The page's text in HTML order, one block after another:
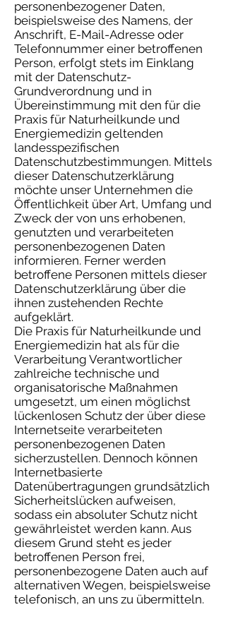
personenbezogener Daten,
beispielsweise des Namens, der
Anschrift, E-Mail-Adresse oder
Telefonnummer einer betroffenen
Person, erfolgt stets im Einklang
mit der Datenschutz-
Grundverordnung und in
Übereinstimmung mit den für die
Praxis für Naturheilkunde und
Energiemedizin geltenden
landesspezifischen
Datenschutzbestimmungen. Mittels
dieser Datenschutzerklärung
möchte unser Unternehmen die
Öffentlichkeit über Art, Umfang und
Zweck der von uns erhobenen,
genutzten und verarbeiteten
personenbezogenen Daten
informieren. Ferner werden
betroffene Personen mittels dieser
Datenschutzerklärung über die
ihnen zustehenden Rechte
aufgeklärt.
Die Praxis für Naturheilkunde und
Energiemedizin hat als für die
Verarbeitung Verantwortlicher
zahlreiche technische und
organisatorische Maßnahmen
umgesetzt, um einen möglichst
lückenlosen Schutz der über diese
Internetseite verarbeiteten
personenbezogenen Daten
sicherzustellen. Dennoch können
Internetbasierte
Datenübertragungen grundsätzlich
Sicherheitslücken aufweisen,
sodass ein absoluter Schutz nicht
gewährleistet werden kann. Aus
diesem Grund steht es jeder
betroffenen Person frei,
personenbezogene Daten auch auf
alternativen Wegen, beispielsweise
telefonisch, an uns zu übermitteln.